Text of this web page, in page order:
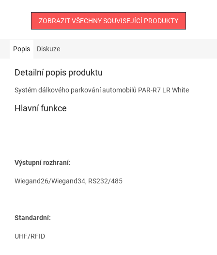
ZOBRAZIT VŠECHNY SOUVISEJÍCÍ PRODUKTY
Popis Diskuze
Detailní popis produktu
Systém dálkového parkování automobilů PAR-R7 LR White
Hlavní funkce
Výstupní rozhraní:
Wiegand26/Wiegand34, RS232/485
Standardní:
UHF/RFID